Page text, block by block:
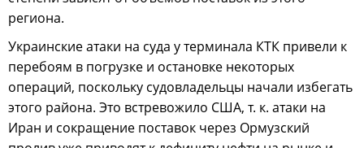
региона.
Украинские атаки на суда у терминала КТК привели к
перебоям в погрузке и остановке некоторых
операций, поскольку судовладельцы начали избегать
этого района. Это встревожило США, т. к. атаки на
Иран и сокращение поставок через Ормузский